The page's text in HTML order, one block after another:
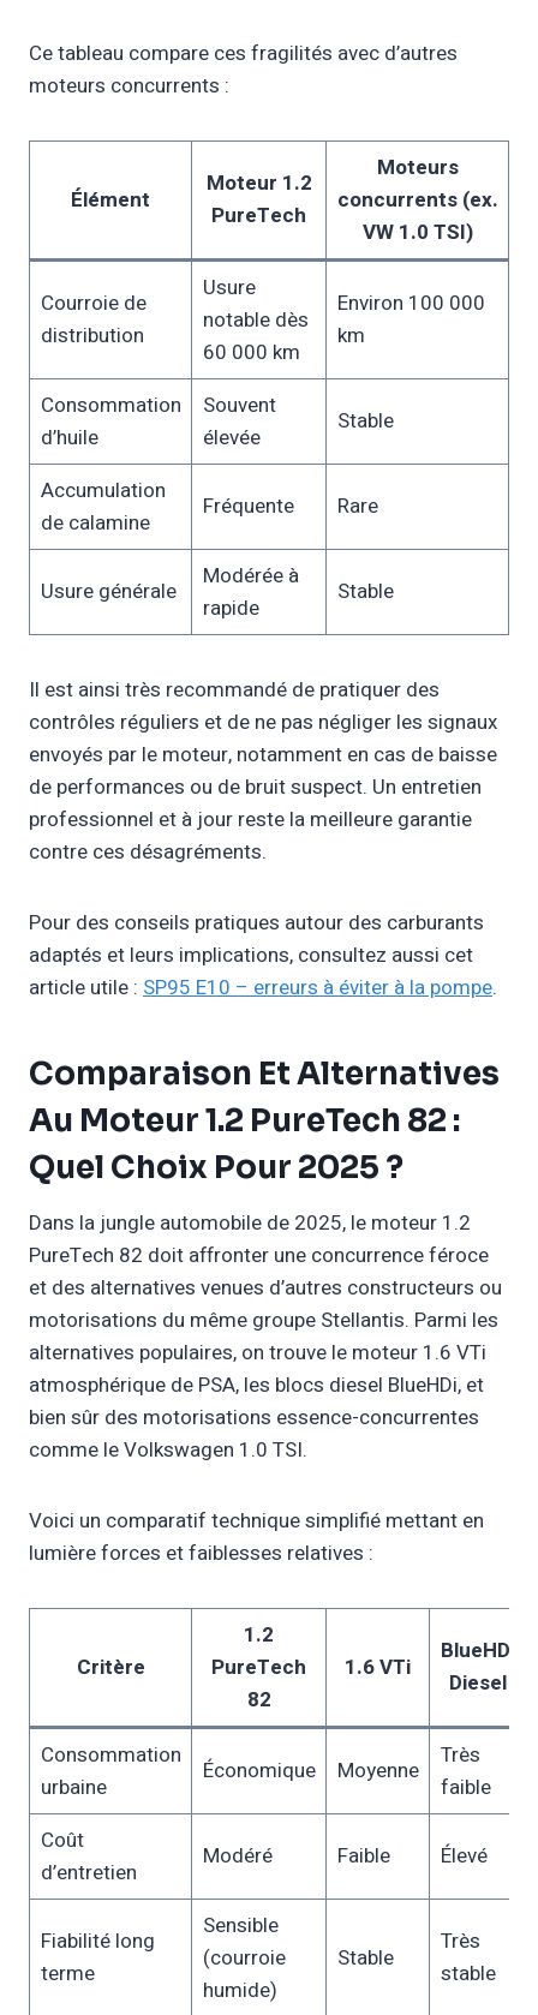
Ce tableau compare ces fragilités avec d’autres
moteurs concurrents :
Élément
Moteur 1.2
PureTech
Moteurs
concurrents (ex.
VW 1.0 TSI)
Courroie de
distribution
Usure
notable dès
60 000 km
Environ 100 000
km
Consommation
d’huile
Souvent
élevée
Stable
Accumulation
de calamine
Fréquente Rare
Usure générale
Modérée à
rapide
Stable
Il est ainsi très recommandé de pratiquer des
contrôles réguliers et de ne pas négliger les signaux
envoyés par le moteur, notamment en cas de baisse
de performances ou de bruit suspect. Un entretien
professionnel et à jour reste la meilleure garantie
contre ces désagréments.
Pour des conseils pratiques autour des carburants
adaptés et leurs implications, consultez aussi cet
article utile : SP95 E10 – erreurs à éviter à la pompe.
Comparaison Et Alternatives
Au Moteur 1.2 PureTech 82 :
Quel Choix Pour 2025 ?
Dans la jungle automobile de 2025, le moteur 1.2
PureTech 82 doit affronter une concurrence féroce
et des alternatives venues d’autres constructeurs ou
motorisations du même groupe Stellantis. Parmi les
alternatives populaires, on trouve le moteur 1.6 VTi
atmosphérique de PSA, les blocs diesel BlueHDi, et
bien sûr des motorisations essence-concurrentes
comme le Volkswagen 1.0 TSI.
Voici un comparatif technique simplifié mettant en
lumière forces et faiblesses relatives :
Critère
1.2
PureTech
82
1.6 VTi
BlueHDi
Diesel
Consommation
urbaine
Économique Moyenne
Très
faible
Coût
d’entretien
Modéré Faible Élevé
Fiabilité long
terme
Sensible
(courroie
humide)
Stable
Très
stable